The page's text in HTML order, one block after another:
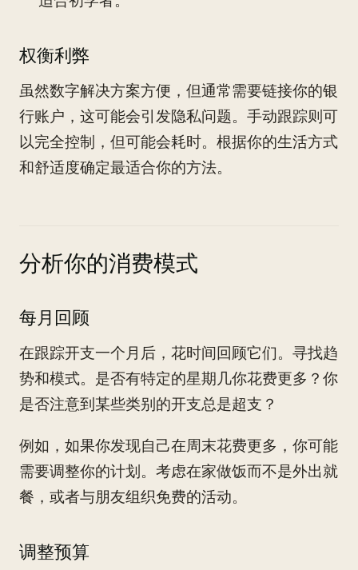
权衡利弊
虽然数字解决方案方便，但通常需要链接你的银
行账户，这可能会引发隐私问题。手动跟踪则可
以完全控制，但可能会耗时。根据你的生活方式
和舒适度确定最适合你的方法。
分析你的消费模式
每月回顾
在跟踪开支一个月后，花时间回顾它们。寻找趋
势和模式。是否有特定的星期几你花费更多？你
是否注意到某些类别的开支总是超支？
例如，如果你发现自己在周末花费更多，你可能
需要调整你的计划。考虑在家做饭而不是外出就
餐，或者与朋友组织免费的活动。
调整预算